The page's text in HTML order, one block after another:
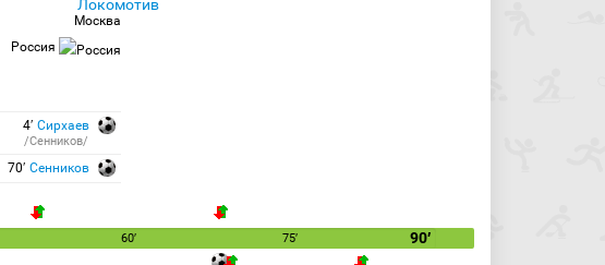
Москва
Россия
4′Сирхаев
/Сенников/
70′Сенников
60′ 75′ 90′